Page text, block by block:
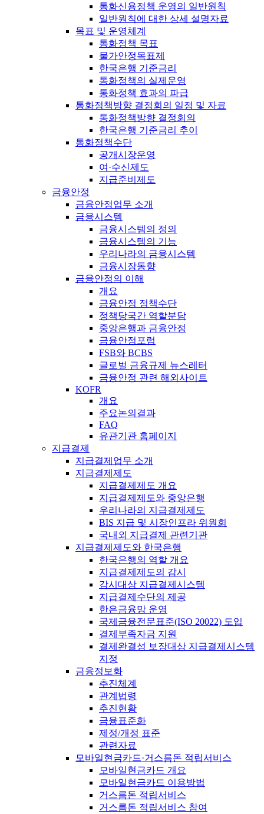
통화신용정책 운영의 일반원칙
일반원칙에 대한 상세 설명자료
목표 및 운영체계
통화정책 목표
물가안정목표제
한국은행 기준금리
통화정책의 실제운영
통화정책 효과의 파급
통화정책방향 결정회의 일정 및 자료
통화정책방향 결정회의
한국은행 기준금리 추이
통화정책수단
공개시장운영
여·수신제도
지급준비제도
금융안정
금융안정업무 소개
금융시스템
금융시스템의 정의
금융시스템의 기능
우리나라의 금융시스템
금융시장동향
금융안정의 이해
개요
금융안정 정책수단
정책당국간 역할분담
중앙은행과 금융안정
금융안정포럼
FSB와 BCBS
글로벌 금융규제 뉴스레터
금융안정 관련 해외사이트
KOFR
개요
주요논의결과
FAQ
유관기관 홈페이지
지급결제
지급결제업무 소개
지급결제제도
지급결제제도 개요
지급결제제도와 중앙은행
우리나라의 지급결제제도
BIS 지급 및 시장인프라 위원회
국내외 지급결제 관련기관
지급결제제도와 한국은행
한국은행의 역할 개요
지급결제제도의 감시
감시대상 지급결제시스템
지급결제수단의 제공
한은금융망 운영
국제금융전문표준(ISO 20022) 도입
결제부족자금 지원
결제완결성 보장대상 지급결제시스템
지정
금융정보화
추진체계
관계법령
추진현황
금융표준화
제정/개정 표준
관련자료
모바일현금카드·거스름돈 적립서비스
모바일현금카드 개요
모바일현금카드 이용방법
거스름돈 적립서비스
거스름돈 적립서비스 참여